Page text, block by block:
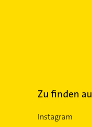
Zu finden
Instagram